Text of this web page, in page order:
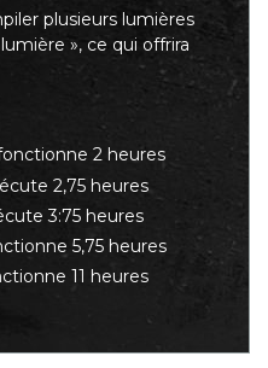
plusieurs lumières
», ce qui offrira
2 heures
2,75 heures
3:75 heures
5,75 heures
11 heures